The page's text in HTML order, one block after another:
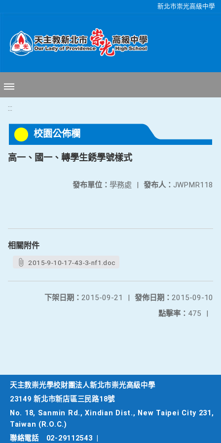
新北市崇光高級中學
:::
校園公佈欄
高一、國一、轉學生銹學號樣式
發布人： JWPMR118
發布單位： 學務處 |
相關附件
2015-9-10-17-43-3-nf1.doc
發佈日期： 2015-09-10
下架日期： 2015-09-21
|
點擊率： 475 |
天主教崇光學校財團法人新北市崇光高級中學
23149 新北市新店區三民路18號
No. 18, Sanmin Rd., Xindian Dist., New Taipei City 231,
Taiwan (R.O.C.)
聯絡電話
02-29112543